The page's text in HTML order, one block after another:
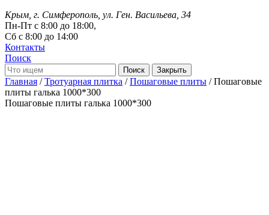
Крым, г. Симферополь, ул. Ген. Васильева, 34
Пн-Пт с 8:00 до 18:00,
Сб с 8:00 до 14:00
Контакты
Поиск
Закрыть
Главная /Тротуарная плитка /Пошаговые плиты / Пошаговые
плиты галька 1000*300
Пошаговые плиты галька 1000*300